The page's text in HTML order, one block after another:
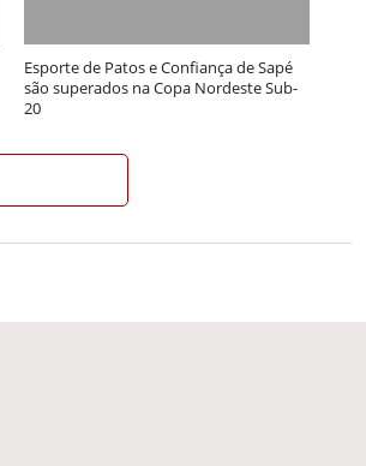
Esporte de Patos e Confiança de Sapé
são superados na Copa Nordeste Sub-
20